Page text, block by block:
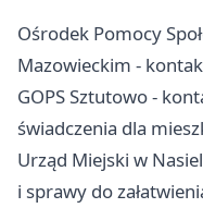
Ośrodek Pomocy
Mazowieckim -
GOPS Sztutowo -
świadczenia dla
Urząd Miejski w
i sprawy do